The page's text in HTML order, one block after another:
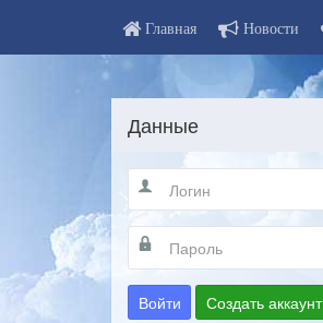
Главная Новости
Данные
Войти Создать аккаунт